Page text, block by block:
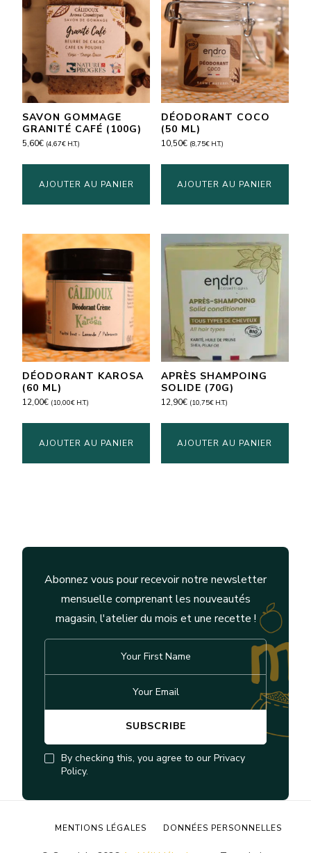
SAVON GOMMAGE
GRANITÉ CAFÉ (100G)
5,60€ (4,67€ H.T.)
AJOUTER AU PANIER
DÉODORANT COCO
(50 ML)
10,50€ (8,75€H.T.)
AJOUTER AU PANIER
DÉODORANT KAROSA
(60 ML)
12,00€ (10,00€ H.T.)
AJOUTER AU PANIER
APRÈS SHAMPOING
SOLIDE (70G)
12,90€ (10,75€H.T.)
AJOUTER AU PANIER
Abonnez vous pour recevoir notre newsletter
mensuelle comprenant les nouveautés
magasin, l'atelier du mois et une recette !
By checking this, you agree to our Privacy
Policy.
MENTIONS LÉGALES DONNÉES PERSONNELLES